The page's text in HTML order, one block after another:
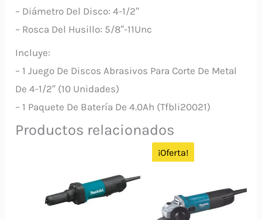
– Diámetro Del Disco: 4-1/2″
– Rosca Del Husillo: 5/8″-11Unc
Incluye:
– 1 Juego De Discos Abrasivos Para Corte De Metal
De 4-1/2″ (10 Unidades)
– 1 Paquete De Batería De 4.0Ah (Tfbli20021)
Productos relacionados
¡Oferta!